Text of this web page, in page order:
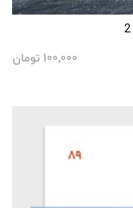
100,000 تومان